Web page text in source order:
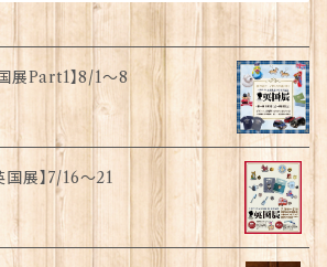
展Part1】8/1〜8
展】7/16～21